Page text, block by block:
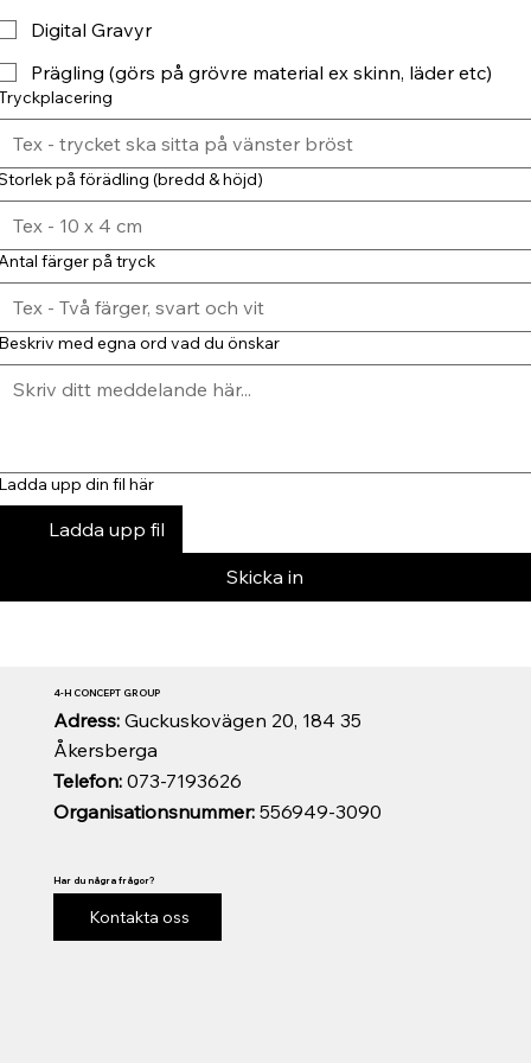
Digital Gravyr
Prägling (görs på grövre material ex skinn, läder etc)
på förädling (bredd & höjd)
färger på tryck
med egna ord vad du önskar
upp din fil här
Ladda upp fil
Skicka in
Organisationsnummer:556949-3090
Telefon:073-7193626
Adress: Guckuskovägen 20, 184 35
Åkersberga
4-H CONCEPT GROUP
Har du några frågor?
Kontakta oss